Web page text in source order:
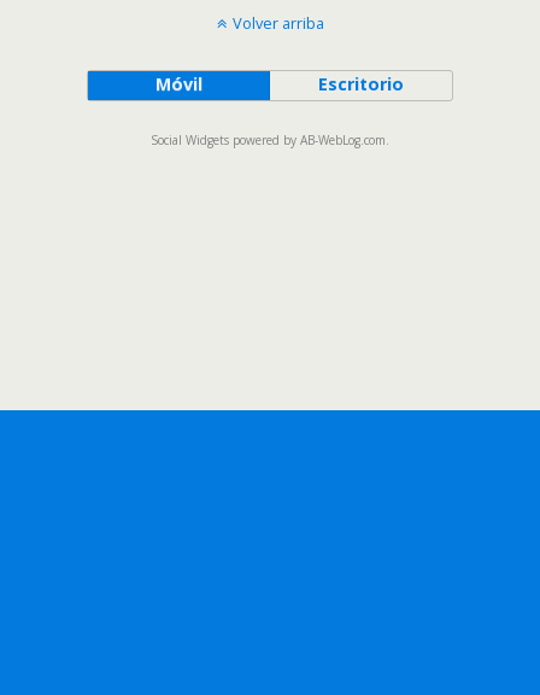
Volver arriba
Móvil Escritorio
Social Widgets powered by AB-WebLog.com.